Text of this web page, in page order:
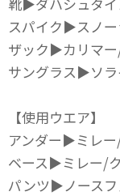
スパイク▶スノ
ザック▶カリマ
サングラス▶ソラ
【使用ウエア】
アンダー▶ミレ
ベース▶ミレー/
パンツ▶ノースフ